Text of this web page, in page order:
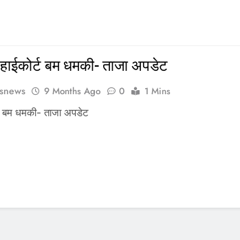
बम धमकी- ताजा अपडेट
9 Months Ago 0
1 Mins
बम धमकी- ताजा अपडेट